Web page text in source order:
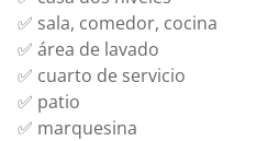
✅ sala, comedor, cocina
✅ área de lavado
✅ cuarto de servicio
✅ patio
✅ marquesina